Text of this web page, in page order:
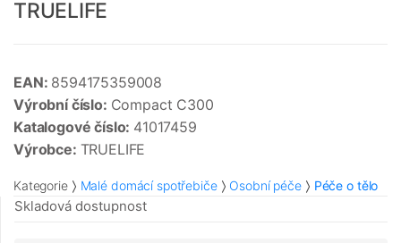
TRUELIFE
EAN: 8594175359008
Výrobní číslo: Compact C300
Katalogové číslo: 41017459
Výrobce: TRUELIFE
Kategorie Malé domácí spotřebiče Osobní péče Péče o tělo
Skladová dostupnost